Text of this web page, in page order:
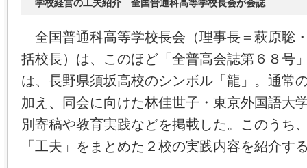
学校経営の工夫紹介 全国普通科高等学校長会が会誌
全国普通科高等学校長会（理事長＝萩原聡
括校長）は、このほど「全普高会誌第６８号
は、長野県須坂高校のシンボル「龍」。通常
加え、同会に向けた林佳世子・東京外国語大
別寄稿や教育実践などを掲載した。このうち
「工夫」をまとめた２校の実践内容を紹介す